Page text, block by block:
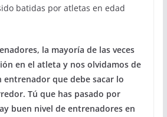
batidas por atletas en edad
la mayoría de las veces
en el atleta y nos olvidamos de
entrenador que debe sacar lo
Tú que has pasado por
buen nivel de entrenadores en